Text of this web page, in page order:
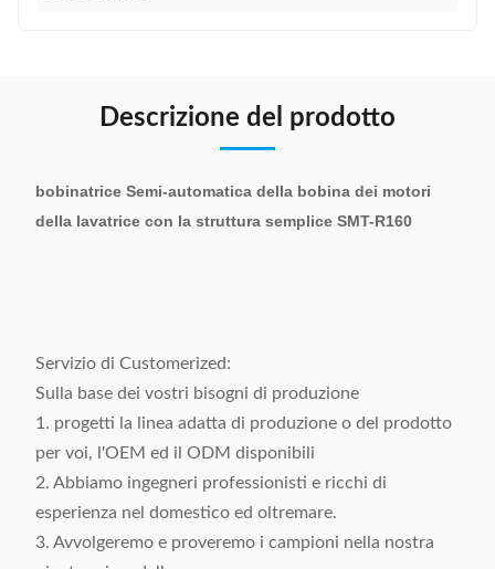
Descrizione del prodotto
bobinatrice Semi-automatica della bobina dei motori
della lavatrice con la struttura semplice SMT-R160
Servizio di Customerized:
Sulla base dei vostri bisogni di produzione
1. progetti la linea adatta di produzione o del prodotto
per voi, l'OEM ed il ODM disponibili
2. Abbiamo ingegneri professionisti e ricchi di
esperienza nel domestico ed oltremare.
3. Avvolgeremo e proveremo i campioni nella nostra